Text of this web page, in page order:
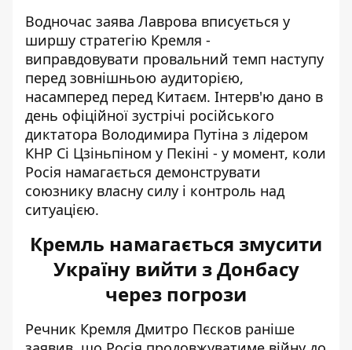
Водночас заява Лаврова вписується у
ширшу стратегію Кремля -
виправдовувати провальний темп наступу
перед зовнішньою аудиторією,
насамперед перед Китаєм. Інтерв'ю дано в
день офіційної зустрічі російського
диктатора Володимира Путіна з лідером
КНР Сі Цзіньпіном у Пекіні - у момент, коли
Росія намагається демонструвати
союзнику власну силу і контроль над
ситуацією.
Кремль намагається змусити
Україну вийти з Донбасу
через погрози
Речник Кремля Дмитро Пєсков раніше